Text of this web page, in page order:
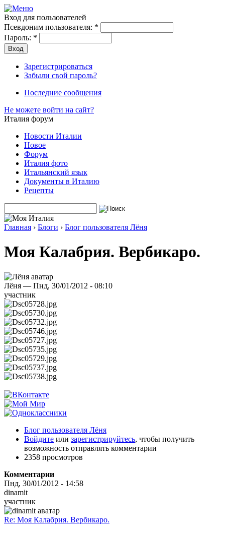
Вход для пользователей
Псевдоним пользователя: *
Пароль: *
Зарегистрироваться
Забыли свой пароль?
Последние сообщения
Не можете войти на сайт?
Италия форум
Новости Италии
Новое
Форум
Италия фото
Итальянский язык
Документы в Италию
Рецепты
Главная › Блоги › Блог пользователя Лёня
Моя Калабрия. Вербикаро.
Лёня — Пнд, 30/01/2012 - 08:10
участник
Блог пользователя Лёня
Войдите или зарегистрируйтесь, чтобы получить
возможность отправлять комментарии
2358 просмотров
Комментарии
Пнд, 30/01/2012 - 14:58
dinamit
участник
Re: Моя Калабрия. Вербикаро.